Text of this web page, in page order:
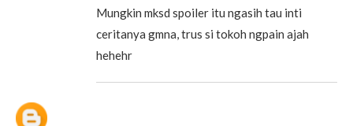
Mungkin mksd spoiler itu ngasih tau inti
ceritanya gmna, trus si tokoh ngpain ajah
hehehr